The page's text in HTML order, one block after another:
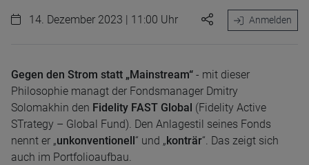
14. Dezember 2023 | 11:00 Uhr Anmelden
Gegen den Strom statt „Mainstream“ - mit dieser
Philosophie managt der Fondsmanager Dmitry
Solomakhin den Fidelity FAST Global (Fidelity Active
STrategy – Global Fund). Den Anlagestil seines Fonds
nennt er „unkonventionell “ und „ konträr“. Das zeigt sich
auch im Portfolioaufbau.